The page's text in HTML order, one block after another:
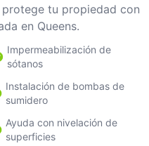
tu propiedad con
en Queens.
Impermeabilización de
sótanos
Instalación de bombas de
sumidero
Ayuda con nivelación de
superficies